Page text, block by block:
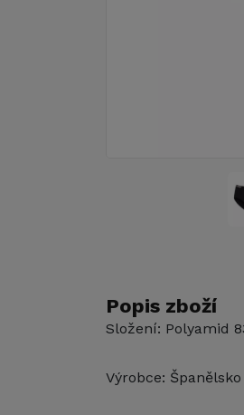
Popis zboží
Složení: Polyamid
Výrobce: Španělsko